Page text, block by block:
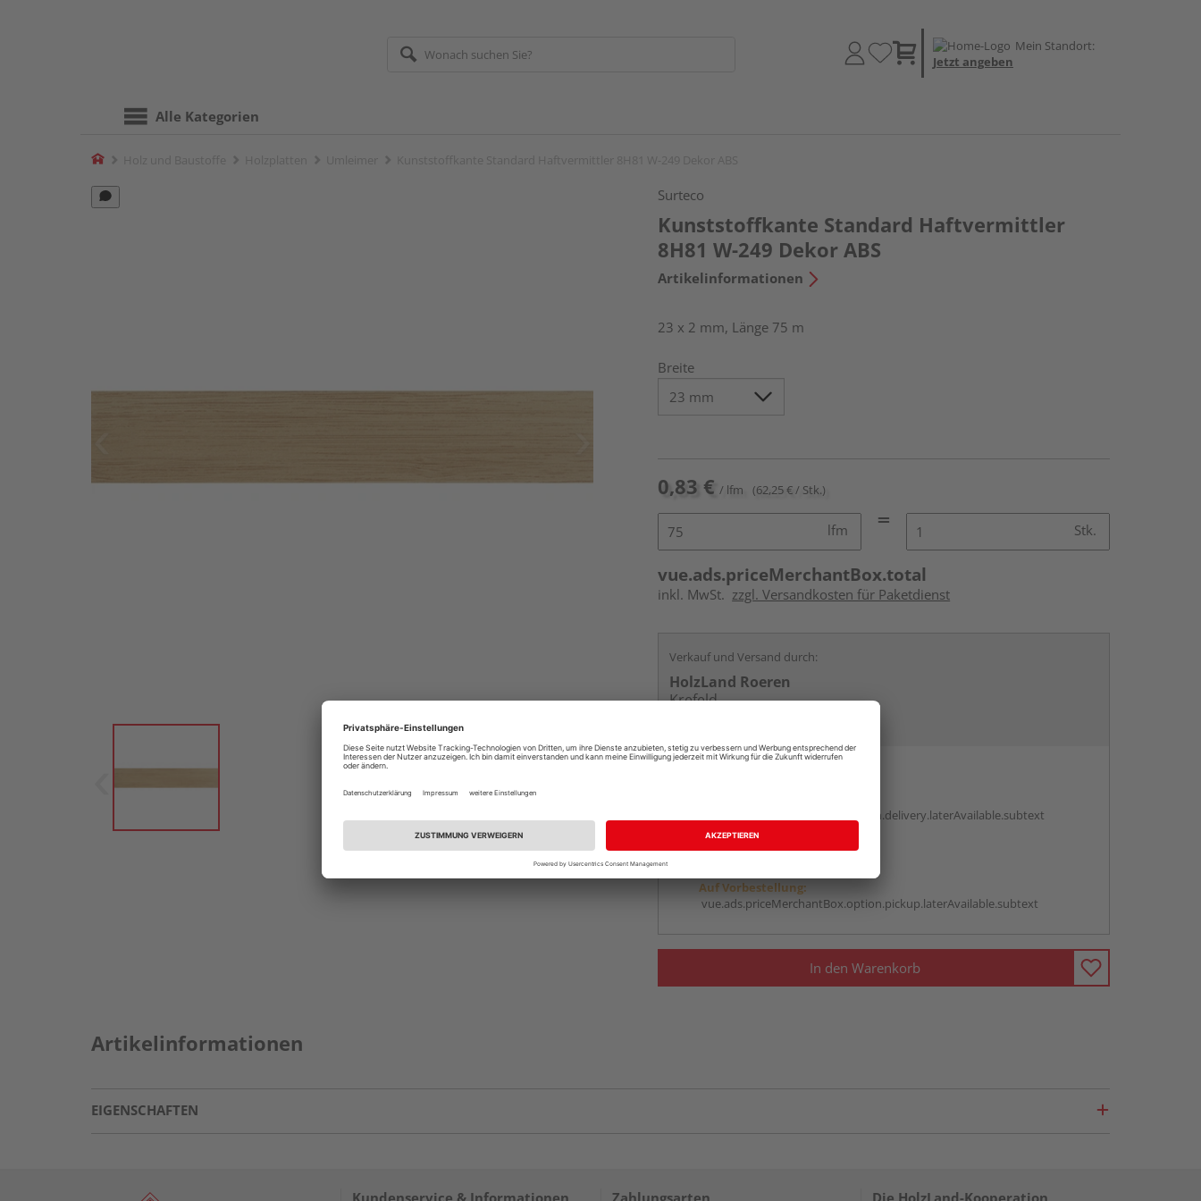
Mein Standort:
Jetzt angeben
Alle Kategorien
Home
Surteco
Kunststoffkante Standard Haftvermittler
8H81 W-249 Dekor ABS
Artikelinformationen
23 x 2 mm, Länge 75 m
Breite
0,83 € / lfm (62,25 € / Stk.)
lfm Stk.
vue.ads.priceMerchantBox.total
inkl. MwSt. zzgl. Versandkosten für Paketdienst
Verkauf und Versand durch:
HolzLand Roeren
Krefeld
vue.ads.priceMerchantBox.option.delivery.laterAvailable.subtext
Auf Vorbestellung:
vue.ads.priceMerchantBox.option.pickup.laterAvailable.subtext
In den Warenkorb
Artikelinformationen
EIGENSCHAFTEN
Kundenservice & Informationen Zahlungsarten Die HolzLand-Kooperation